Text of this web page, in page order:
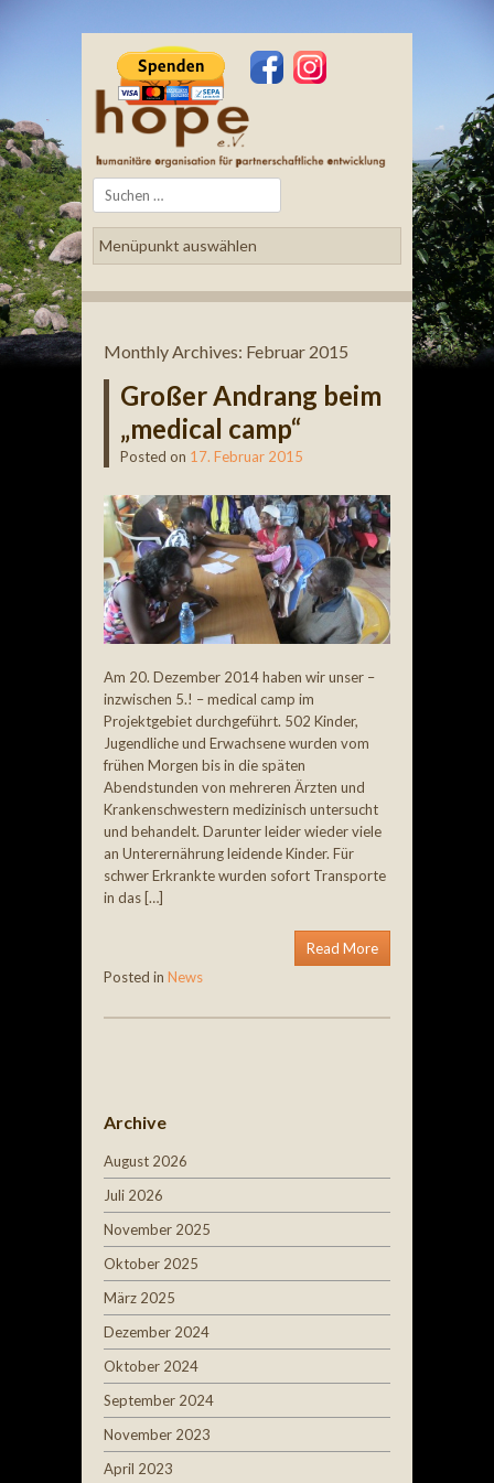
Search
Monthly Archives: Februar 2015
Großer Andrang beim
„medical camp“
Posted on 17. Februar 2015
Am 20. Dezember 2014 haben wir unser –
inzwischen 5.! – medical camp im
Projektgebiet durchgeführt. 502 Kinder,
Jugendliche und Erwachsene wurden vom
frühen Morgen bis in die späten
Abendstunden von mehreren Ärzten und
Krankenschwestern medizinisch untersucht
und behandelt. Darunter leider wieder viele
an Unterernährung leidende Kinder. Für
schwer Erkrankte wurden sofort Transporte
in das […]
Read More
Posted in News
Archive
August 2026
Juli 2026
November 2025
Oktober 2025
März 2025
Dezember 2024
Oktober 2024
September 2024
November 2023
April 2023